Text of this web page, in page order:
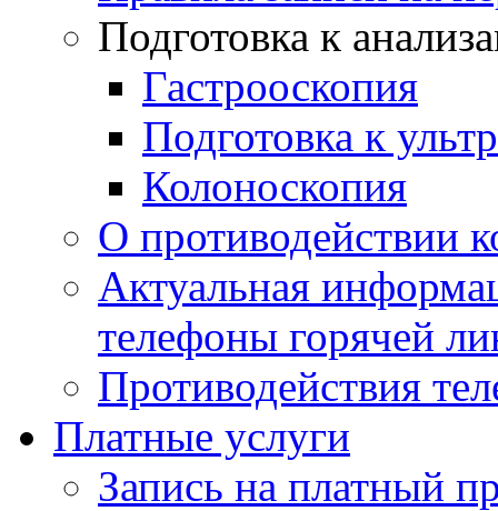
Подготовка к
Гастрооскопия
Подготовка к
Колоноскопия
О противодействии
Актуальная
телефоны горячей
Противодействия
Платные услуги
Запись на платный